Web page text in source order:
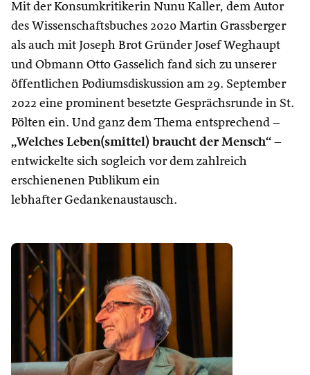
Mit der Konsumkritikerin Nunu Kaller, dem Autor
des Wissenschaftsbuches 2020 Martin Grassberger
als auch mit Joseph Brot Gründer Josef Weghaupt
und Obmann Otto Gasselich fand sich zu unserer
öffentlichen Podiumsdiskussion am 29. September
2022 eine prominent besetzte Gesprächsrunde in St.
Pölten ein. Und ganz dem Thema entsprechend –
„Welches Leben(smittel) braucht der Mensch“ –
entwickelte sich sogleich vor dem zahlreich
erschienenen Publikum ein
lebhafter Gedankenaustausch.